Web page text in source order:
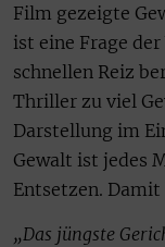
Film gezeigte
ist eine Frage
schnellen Reiz
Thriller zu viel
Darstellung im
Gewalt ist jedes
Entsetzen.
„Das jüngste